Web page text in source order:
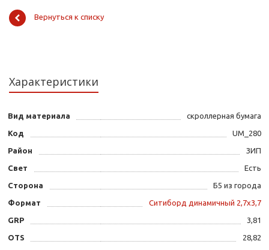
Вернуться к списку
Характеристики
Вид материала скроллерная бумага
Код UM_280
Район ЗИП
Свет Есть
Сторона Б5 из города
Формат Ситиборд динамичный 2,7х3,7
GRP 3,81
OTS 28,82